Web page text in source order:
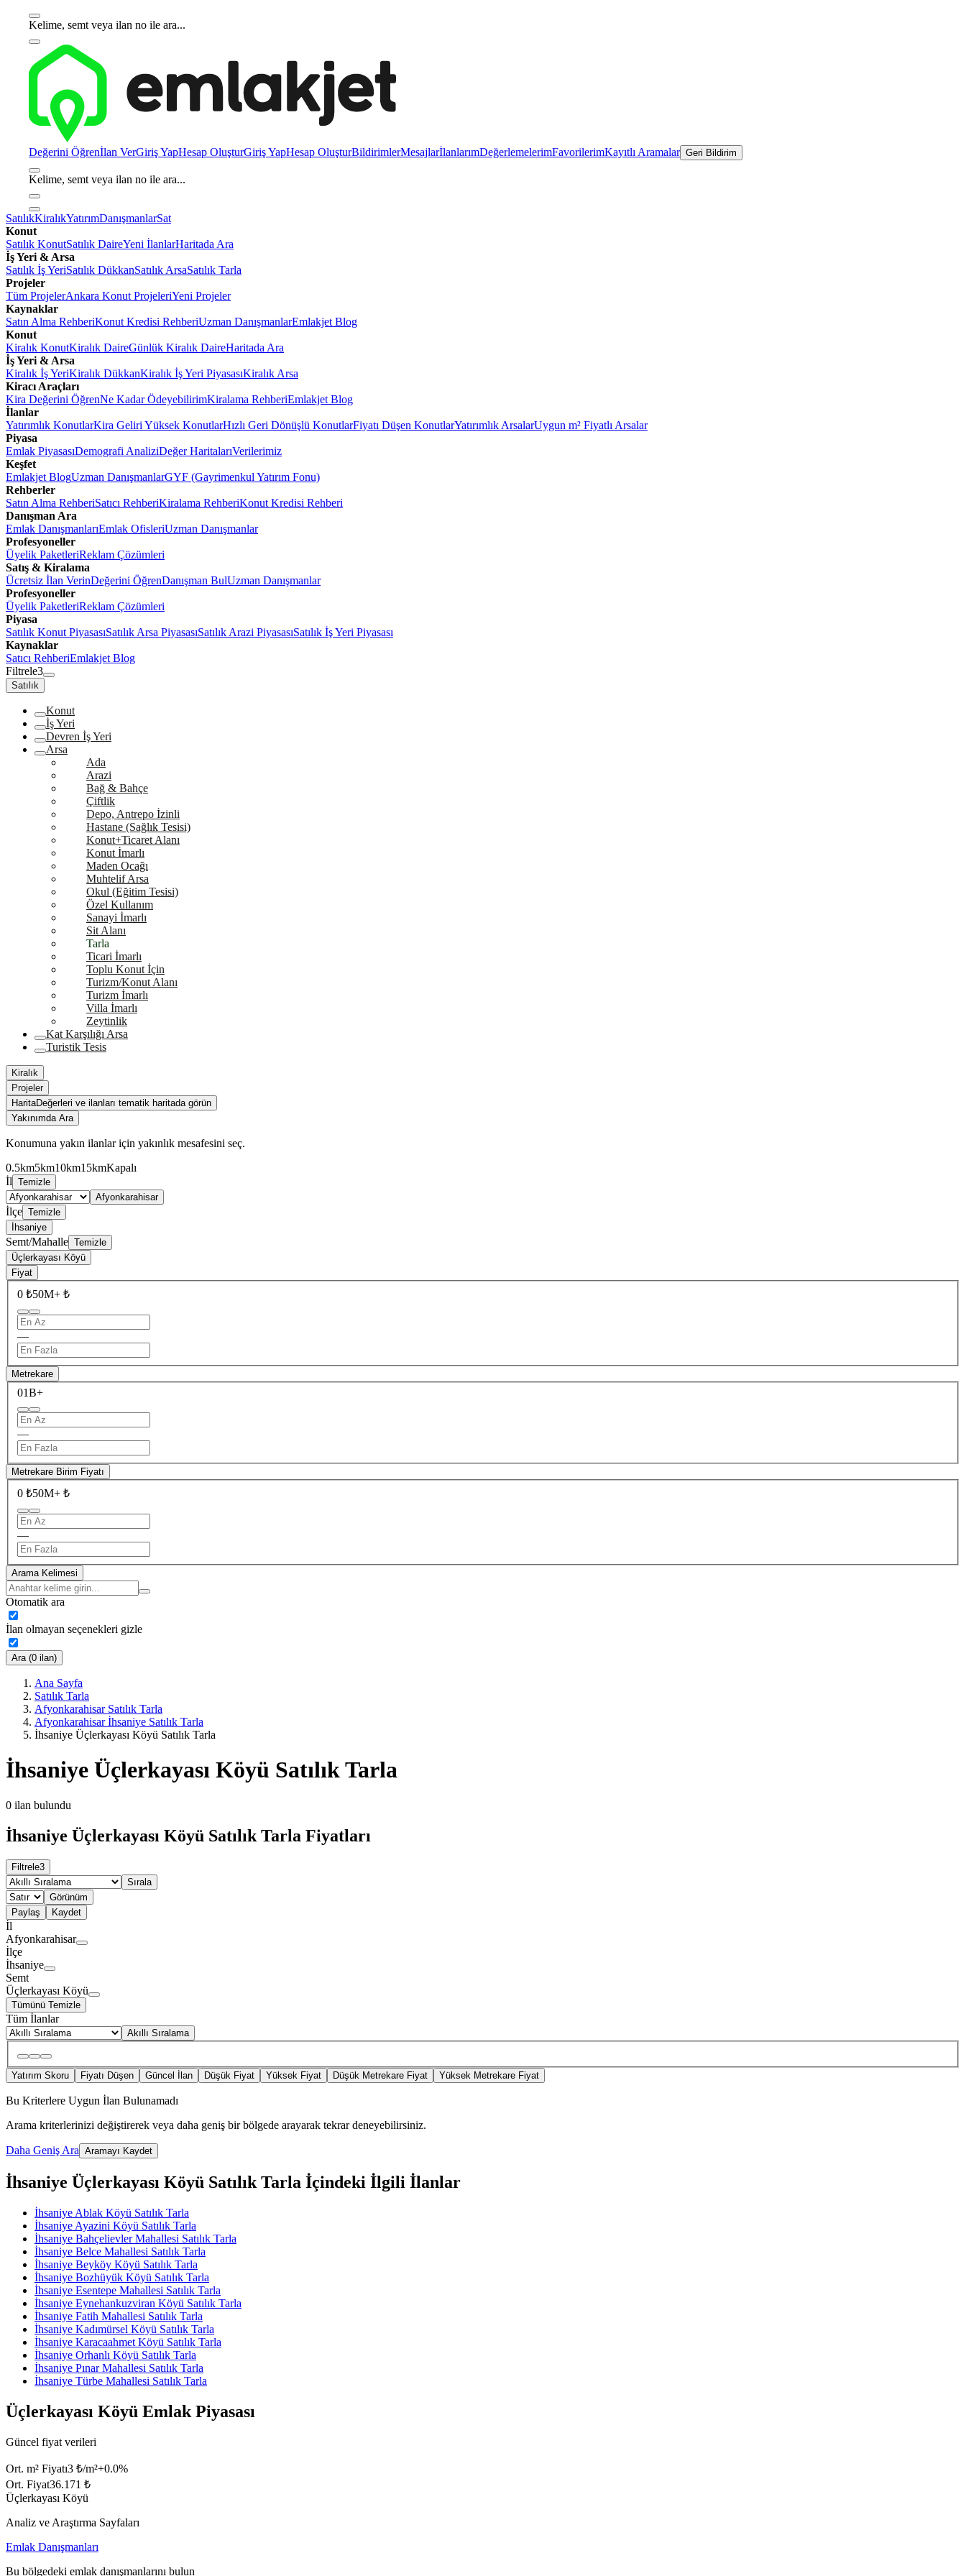
Kelime, semt veya ilan no ile ara...
Değerini Öğrenİlan VerGiriş YapHesap OluşturGiriş YapHesap OluşturBildirimlerMesajlarİlanlarımDeğerlemelerimFavorilerimKayıtlı Aramalar Geri Bildirim
Kelime, semt veya ilan no ile ara...
SatılıkKiralıkYatırımDanışmanlarSat
Konut
Satılık KonutSatılık DaireYeni İlanlarHaritada Ara
İş Yeri & Arsa
Satılık İş YeriSatılık DükkanSatılık ArsaSatılık Tarla
Projeler
Tüm ProjelerAnkara Konut ProjeleriYeni Projeler
Kaynaklar
Satın Alma RehberiKonut Kredisi RehberiUzman DanışmanlarEmlakjet Blog
Konut
Kiralık KonutKiralık DaireGünlük Kiralık DaireHaritada Ara
İş Yeri & Arsa
Kiralık İş YeriKiralık DükkanKiralık İş Yeri PiyasasıKiralık Arsa
Kiracı Araçları
Kira Değerini ÖğrenNe Kadar ÖdeyebilirimKiralama RehberiEmlakjet Blog
İlanlar
Yatırımlık KonutlarKira Geliri Yüksek KonutlarHızlı Geri Dönüşlü KonutlarFiyatı Düşen KonutlarYatırımlık ArsalarUygun m² Fiyatlı Arsalar
Piyasa
Emlak PiyasasıDemografi AnaliziDeğer HaritalarıVerilerimiz
Keşfet
Emlakjet BlogUzman DanışmanlarGYF (Gayrimenkul Yatırım Fonu)
Rehberler
Satın Alma RehberiSatıcı RehberiKiralama RehberiKonut Kredisi Rehberi
Danışman Ara
Emlak DanışmanlarıEmlak OfisleriUzman Danışmanlar
Profesyoneller
Üyelik PaketleriReklam Çözümleri
Satış & Kiralama
Ücretsiz İlan VerinDeğerini ÖğrenDanışman BulUzman Danışmanlar
Profesyoneller
Üyelik PaketleriReklam Çözümleri
Piyasa
Satılık Konut PiyasasıSatılık Arsa PiyasasıSatılık Arazi PiyasasıSatılık İş Yeri Piyasası
Kaynaklar
Satıcı RehberiEmlakjet Blog
Filtrele3
Satılık
Konut
İş Yeri
Devren İş Yeri
Arsa
Ada
Arazi
Bağ & Bahçe
Çiftlik
Depo, Antrepo İzinli
Hastane (Sağlık Tesisi)
Konut+Ticaret Alanı
Konut İmarlı
Maden Ocağı
Muhtelif Arsa
Okul (Eğitim Tesisi)
Özel Kullanım
Sanayi İmarlı
Sit Alanı
Tarla
Ticari İmarlı
Toplu Konut İçin
Turizm/Konut Alanı
Turizm İmarlı
Villa İmarlı
Zeytinlik
Kat Karşılığı Arsa
Turistik Tesis
Kiralık
Projeler
HaritaDeğerleri ve ilanları tematik haritada görün
Yakınımda Ara
Konumuna yakın ilanlar için yakınlık mesafesini seç.
0.5km5km10km15kmKapalı
İl Temizle
Afyonkarahisar
İlçe Temizle
İhsaniye
Semt/Mahalle Temizle
Üçlerkayası Köyü
Fiyat
0 ₺50M+ ₺
—
Metrekare
01B+
—
Metrekare Birim Fiyatı
0 ₺50M+ ₺
—
Arama Kelimesi
Otomatik ara
İlan olmayan seçenekleri gizle
Ara (0 ilan)
Ana Sayfa
Satılık Tarla
Afyonkarahisar Satılık Tarla
Afyonkarahisar İhsaniye Satılık Tarla
İhsaniye Üçlerkayası Köyü Satılık Tarla
İhsaniye Üçlerkayası Köyü Satılık Tarla
0 ilan bulundu
İhsaniye Üçlerkayası Köyü Satılık Tarla Fiyatları
Filtrele3
Sırala
Görünüm
Paylaş
Kaydet
İl
Afyonkarahisar
İlçe
İhsaniye
Semt
Üçlerkayası Köyü
Tümünü Temizle
Tüm İlanlar
Akıllı Sıralama
Yatırım Skoru Fiyatı Düşen Güncel İlan Düşük Fiyat Yüksek Fiyat Düşük Metrekare Fiyat Yüksek Metrekare Fiyat
Bu Kriterlere Uygun İlan Bulunamadı
Arama kriterlerinizi değiştirerek veya daha geniş bir bölgede arayarak tekrar deneyebilirsiniz.
Daha Geniş Ara Aramayı Kaydet
İhsaniye Üçlerkayası Köyü Satılık Tarla İçindeki İlgili İlanlar
İhsaniye Ablak Köyü Satılık Tarla
İhsaniye Ayazini Köyü Satılık Tarla
İhsaniye Bahçelievler Mahallesi Satılık Tarla
İhsaniye Belce Mahallesi Satılık Tarla
İhsaniye Beyköy Köyü Satılık Tarla
İhsaniye Bozhüyük Köyü Satılık Tarla
İhsaniye Esentepe Mahallesi Satılık Tarla
İhsaniye Eynehankuzviran Köyü Satılık Tarla
İhsaniye Fatih Mahallesi Satılık Tarla
İhsaniye Kadımürsel Köyü Satılık Tarla
İhsaniye Karacaahmet Köyü Satılık Tarla
İhsaniye Orhanlı Köyü Satılık Tarla
İhsaniye Pınar Mahallesi Satılık Tarla
İhsaniye Türbe Mahallesi Satılık Tarla
Üçlerkayası Köyü Emlak Piyasası
Güncel fiyat verileri
Ort. m² Fiyatı3 ₺/m²+0.0%
Ort. Fiyat36.171 ₺
Üçlerkayası Köyü
Analiz ve Araştırma Sayfaları
Emlak Danışmanları
Bu bölgedeki emlak danışmanlarını bulun